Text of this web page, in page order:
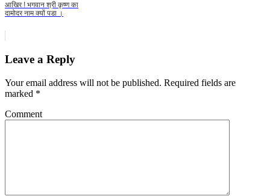
आखिर ! भगवान श्री कृष्ण का
दामोदर नाम क्यों पडा ।
Leave a Reply
Your email address will not be published. Required fields are
marked *
Comment